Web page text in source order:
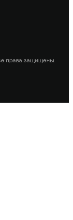
права защищены.